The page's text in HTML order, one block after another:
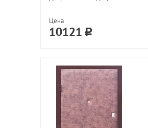
Цена
10121